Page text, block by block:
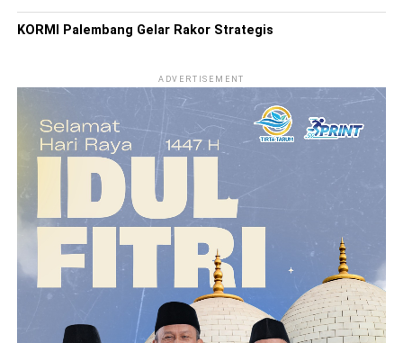
KORMI Palembang Gelar Rakor Strategis
ADVERTISEMENT